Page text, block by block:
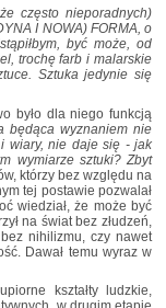
często nieporadnych)
I NOWA) FORMA, o
być może, od
trochę farb i malarskie
Sztuka jedynie się
było dla niego funkcją
będąca wyznaniem nie
i wiary, nie daje się - jak
wymiarze sztuki? Zbyt
którzy bez względu na
tej postawie pozwalał
wiedział, że może być
na świat bez złudzeń,
nihilizmu, czy nawet
Dawał temu wyraz w
kształty ludzkie,